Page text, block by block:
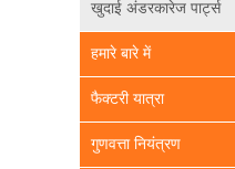
खुदाई अंडरकारेज पार्ट्स
हमारे बारे में
फैक्टरी यात्रा
गुणवत्ता नियंत्रण